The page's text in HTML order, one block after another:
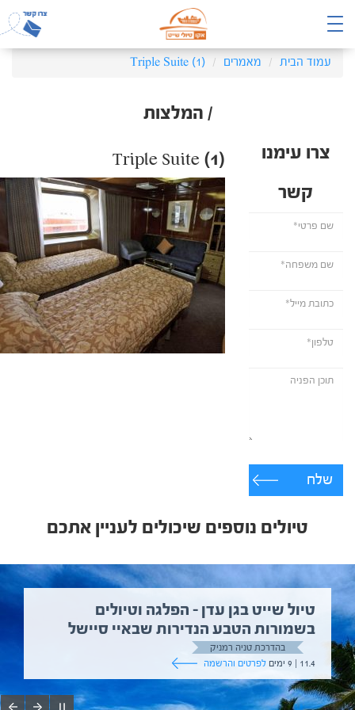
עמוד הבית מאמרים Triple Suite (1)
/ המלצות
צרו עימנו
קשר
שלח
Triple Suite (1)
טיולים נוספים שיכולים לעניין אתכם
טיול שייט בגן עדן – הפלגה וטיולים
בשמורות הטבע הנדירות שבאיי סיישל
בהדרכת טניה רמניק
11.4 | 9 ימים
לפרטים והרשמה